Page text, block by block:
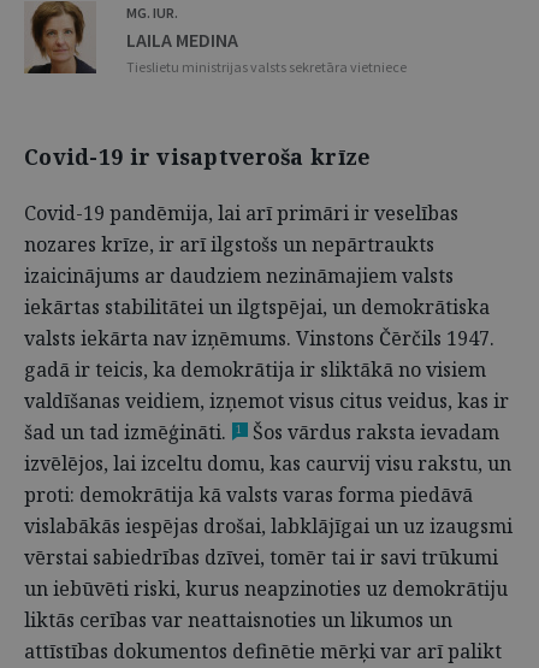
MG. IUR.
LAILA MEDINA
Tieslietu ministrijas valsts sekretāra vietniece
Covid-19 ir visaptveroša krīze
Covid-19 pandēmija, lai arī primāri ir veselības
nozares krīze, ir arī ilgstošs un nepārtraukts
izaicinājums ar daudziem nezināmajiem valsts
iekārtas stabilitātei un ilgtspējai, un demokrātiska
valsts iekārta nav izņēmums. Vinstons Čērčils 1947.
gadā ir teicis, ka demokrātija ir sliktākā no visiem
valdīšanas veidiem, izņemot visus citus veidus, kas ir
šad un tad izmēģināti.
1
Šos vārdus raksta ievadam
izvēlējos, lai izceltu domu, kas caurvij visu rakstu, un
proti: demokrātija kā valsts varas forma piedāvā
vislabākās iespējas drošai, labklājīgai un uz izaugsmi
vērstai sabiedrības dzīvei, tomēr tai ir savi trūkumi
un iebūvēti riski, kurus neapzinoties uz demokrātiju
liktās cerības var neattaisnoties un likumos un
attīstības dokumentos definētie mērķi var arī palikt